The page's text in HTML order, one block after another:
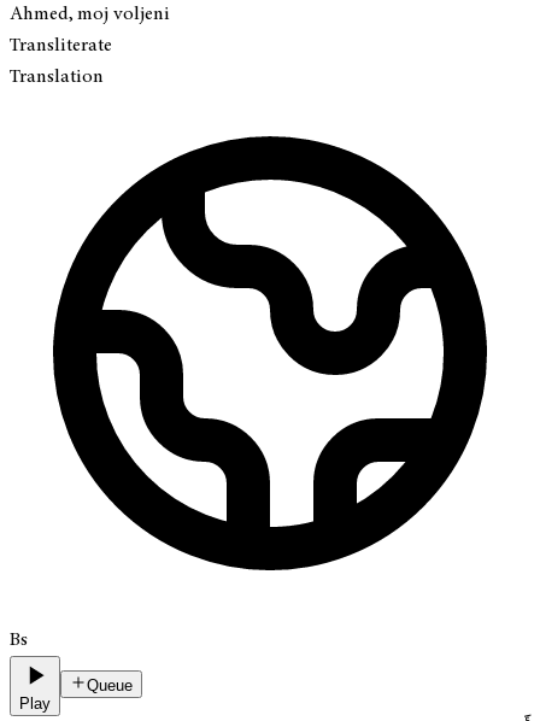
Ahmed, moj voljeni
Transliterate
Translation
Bs
Play
Queue